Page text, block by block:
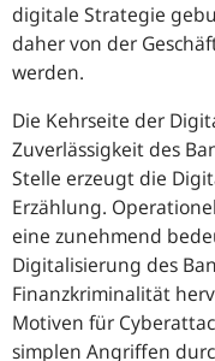
digitale Strategie
daher von der
werden.
Die Kehrseite der
Zuverlässigkeit des
Stelle erzeugt die
Erzählung.
eine zunehmend
Digitalisierung des
Finanzkriminalität
Motiven für
simplen Angriffen